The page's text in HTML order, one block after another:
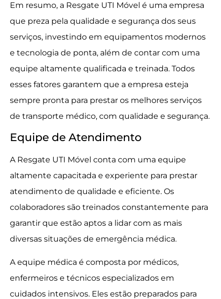
Em resumo, a Resgate UTI Móvel é uma empresa
que preza pela qualidade e segurança dos seus
serviços, investindo em equipamentos modernos
e tecnologia de ponta, além de contar com uma
equipe altamente qualificada e treinada. Todos
esses fatores garantem que a empresa esteja
sempre pronta para prestar os melhores serviços
de transporte médico, com qualidade e segurança.
Equipe de Atendimento
A Resgate UTI Móvel conta com uma equipe
altamente capacitada e experiente para prestar
atendimento de qualidade e eficiente. Os
colaboradores são treinados constantemente para
garantir que estão aptos a lidar com as mais
diversas situações de emergência médica.
A equipe médica é composta por médicos,
enfermeiros e técnicos especializados em
cuidados intensivos. Eles estão preparados para